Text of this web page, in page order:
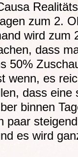
zum 2.
wird zum
dass
50%
wenn, es
dass eine
binnen
paar
es wird